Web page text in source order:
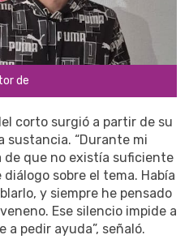
de
corto surgió a partir de su
sustancia. “Durante mi
que no existía suficiente
sobre el tema. Había
y siempre he pensado
Ese silencio impide a
a pedir ayuda”, señaló.